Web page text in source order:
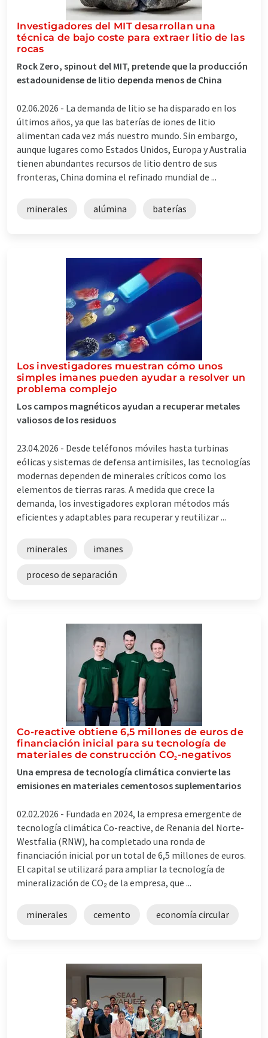
Investigadores del MIT desarrollan una
técnica de bajo coste para extraer litio de las
rocas
Rock Zero, spinout del MIT, pretende que la producción
estadounidense de litio dependa menos de China
02.06.2026 - La demanda de litio se ha disparado en los
últimos años, ya que las baterías de iones de litio
alimentan cada vez más nuestro mundo. Sin embargo,
aunque lugares como Estados Unidos, Europa y Australia
tienen abundantes recursos de litio dentro de sus
fronteras, China domina el refinado mundial de ...
minerales alúmina baterías
Los investigadores muestran cómo unos
simples imanes pueden ayudar a resolver un
problema complejo
Los campos magnéticos ayudan a recuperar metales
valiosos de los residuos
23.04.2026 - Desde teléfonos móviles hasta turbinas
eólicas y sistemas de defensa antimisiles, las tecnologías
modernas dependen de minerales críticos como los
elementos de tierras raras. A medida que crece la
demanda, los investigadores exploran métodos más
eficientes y adaptables para recuperar y reutilizar ...
minerales imanes
proceso de separación
Co-reactive obtiene 6,5 millones de euros de
financiación inicial para su tecnología de
materiales de construcción CO₂-negativos
Una empresa de tecnología climática convierte las
emisiones en materiales cementosos suplementarios
02.02.2026 - Fundada en 2024, la empresa emergente de
tecnología climática Co-reactive, de Renania del Norte-
Westfalia (RNW), ha completado una ronda de
financiación inicial por un total de 6,5 millones de euros.
El capital se utilizará para ampliar la tecnología de
mineralización de CO₂ de la empresa, que ...
minerales cemento economía circular